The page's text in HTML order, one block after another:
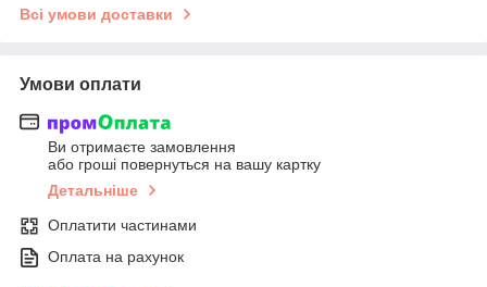
Всі умови доставки
Умови оплати
Ви отримаєте замовлення
або гроші повернуться на вашу картку
Детальніше
Оплатити частинами
Оплата на рахунок